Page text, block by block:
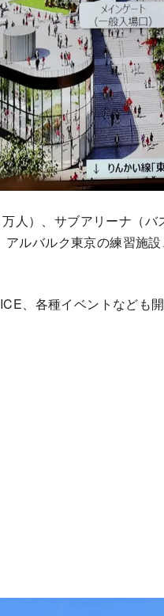
人）、サブアリーナ（バ
アルバルク東京の練習施
、各種イベントなども開